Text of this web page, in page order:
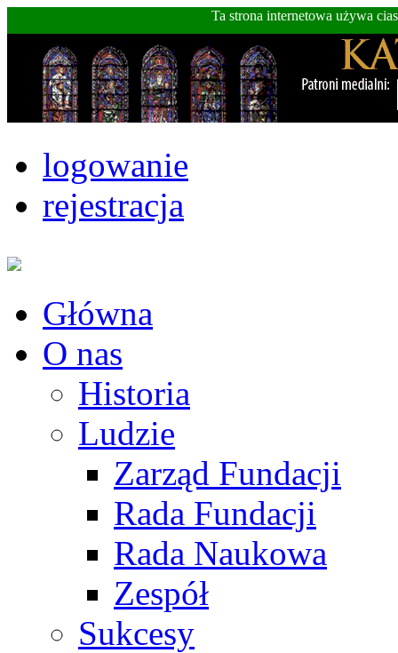
Ta strona internetowa używa
logowanie
rejestracja
Główna
O nas
Historia
Ludzie
Zarząd Fundacji
Rada Fundacji
Rada Naukowa
Zespół
Sukcesy